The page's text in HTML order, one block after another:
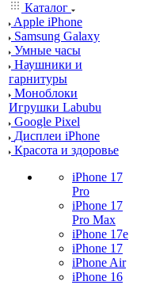
Каталог
Apple iPhone
Samsung Galaxy
Умные часы
Наушники и
гарнитуры
Моноблоки
Игрушки Labubu
Google Pixel
Дисплеи iPhone
Красота и здоровье
iPhone 17
Pro
iPhone 17
Pro Max
iPhone 17e
iPhone 17
iPhone Air
iPhone 16